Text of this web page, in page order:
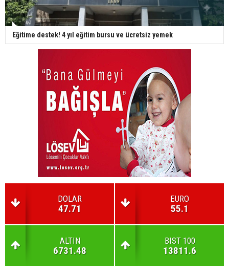
Eğitime destek! 4 yıl eğitim bursu ve ücretsiz yemek
DOLAR
47.71
EURO
55.1
ALTIN
6731.48
BIST 100
13811.6